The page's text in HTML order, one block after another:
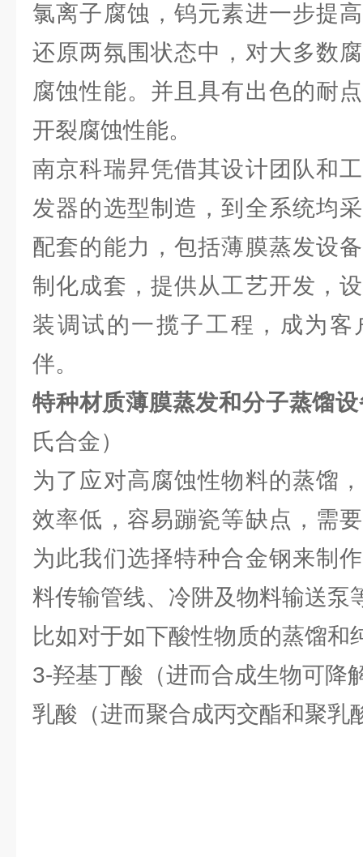
氯离子腐蚀，钨元素进一步提
还原两氛围状态中，对大多数
腐蚀性能。并且具有出色的耐
开裂腐蚀性能。
南京科瑞昇凭借其设计团队和
发器的选型制造，到全系统均
配套的能力，包括薄膜蒸发设
制化成套，提供从工艺开发，
装调试的一揽子工程，成为
伴。
特种材质薄膜蒸发和分子蒸馏
氏合金）
为了应对高腐蚀性物料的蒸馏
效率低，容易蹦瓷等缺点，需
为此我们选择特种合金钢来制
料传输管线、冷阱及物料输送泵
比如对于如下酸性物质的蒸馏和
3-羟基丁酸（进而合成生物可降
乳酸（进而聚合成丙交酯和聚乳